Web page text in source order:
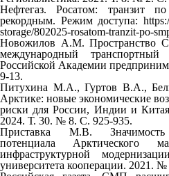
Нефтегаз. Росатом:
рекордным. Режим доступа:
storage/802025-rosatom-tranzit-po-
Новожилов А.М. Пространство
международный
Российской Академии
9-13.
Питухина М.А., Гуртов В.А.,
Арктике: новые экономические
риски для России, Индии и
2024. Т. 30. № 8. С. 925-935.
Приставка М.В. Значимость
потенциала Арктического
инфраструктурной
университета кооперации. 2021.